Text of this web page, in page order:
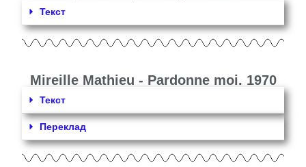
Текст
Mireille Mathieu - Pardonne moi. 1970
Текст
Переклад